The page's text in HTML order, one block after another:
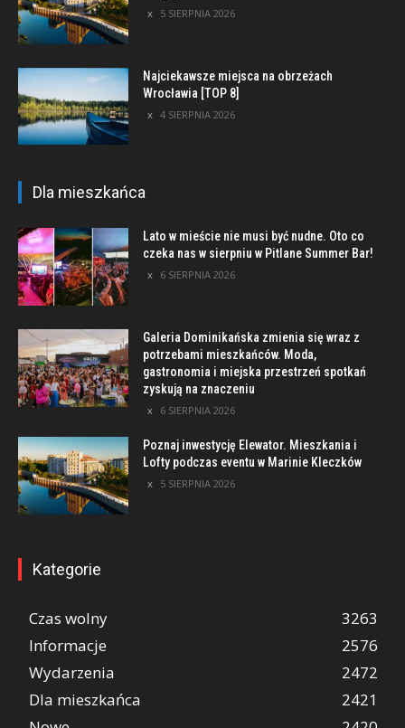
5 SIERPNIA 2026
Najciekawsze miejsca na obrzeżach
Wrocławia [TOP 8]
4 SIERPNIA 2026
Dla mieszkańca
Lato w mieście nie musi być nudne. Oto co
czeka nas w sierpniu w Pitlane Summer Bar!
6 SIERPNIA 2026
Galeria Dominikańska zmienia się wraz z
potrzebami mieszkańców. Moda,
gastronomia i miejska przestrzeń spotkań
zyskują na znaczeniu
6 SIERPNIA 2026
Poznaj inwestycję Elewator. Mieszkania i
Lofty podczas eventu w Marinie Kleczków
5 SIERPNIA 2026
Kategorie
Czas wolny
3263
Informacje
2576
Wydarzenia
2472
Dla mieszkańca
2421